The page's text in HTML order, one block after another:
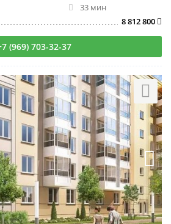
33 мин
8 812 800
(969) 703-32-37